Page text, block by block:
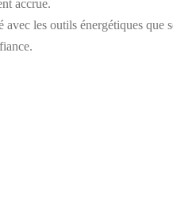
accrue.
les outils énergétiques